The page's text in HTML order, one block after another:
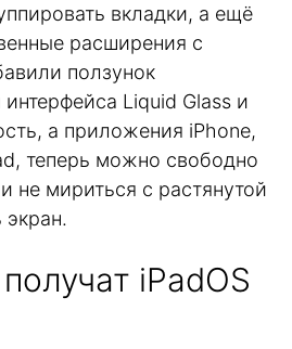
вкладки, а ещё
расширения с
ползунок
Liquid Glass и
а приложения iPhone,
теперь можно свободно
не мириться с растянутой
экран.
iPadOS